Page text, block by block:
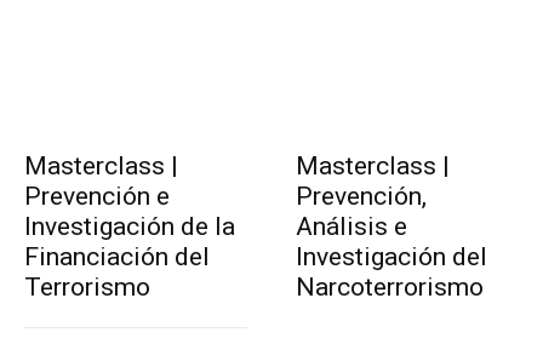
Masterclass |
Prevención e
Investigación de la
Financiación del
Terrorismo
Masterclass |
Prevención,
Análisis e
Investigación del
Narcoterrorismo